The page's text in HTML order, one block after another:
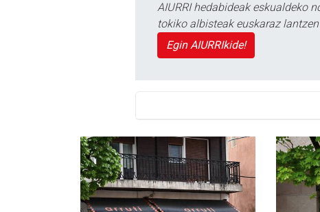
AIURRI hedabideak eskualdeko
tokiko albisteak euskaraz
Egin AIURRIkide!